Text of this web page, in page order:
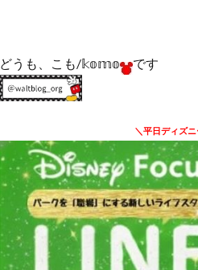
どうも、こも/𝕜𝕠𝕞𝕠 です
＼平日ディズ